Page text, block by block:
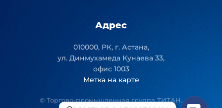
Адрес
010000, РК, г. Астана,
ул. Динмухамеда Кунаева 33,
офис 1003
Метка на карте
© Торгово-промышленная группа ТИТАН.